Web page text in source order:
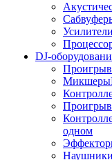
Усилители
DJ-
Микшеры
одном
Наушники